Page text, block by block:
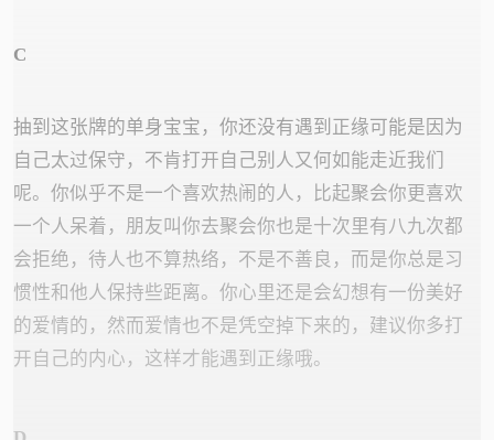
C
抽到这张牌的单身宝宝，你还没有遇到正缘可能是因为
自己太过保守，不肯打开自己别人又何如能走近我们
呢。你似乎不是一个喜欢热闹的人，比起聚会你更喜欢
一个人呆着，朋友叫你去聚会你也是十次里有八九次都
会拒绝，待人也不算热络，不是不善良，而是你总是习
惯性和他人保持些距离。你心里还是会幻想有一份美好
的爱情的，然而爱情也不是凭空掉下来的，建议你多打
开自己的内心，这样才能遇到正缘哦。